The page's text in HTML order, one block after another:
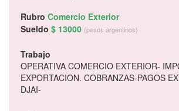
Rubro Comercio Exterior
Sueldo $ 13000 (pesos argentinos)
Trabajo
OPERATIVA COMERCIO EXTERIOR-
EXPORTACION. COBRANZAS-PAGOS
DJAI-